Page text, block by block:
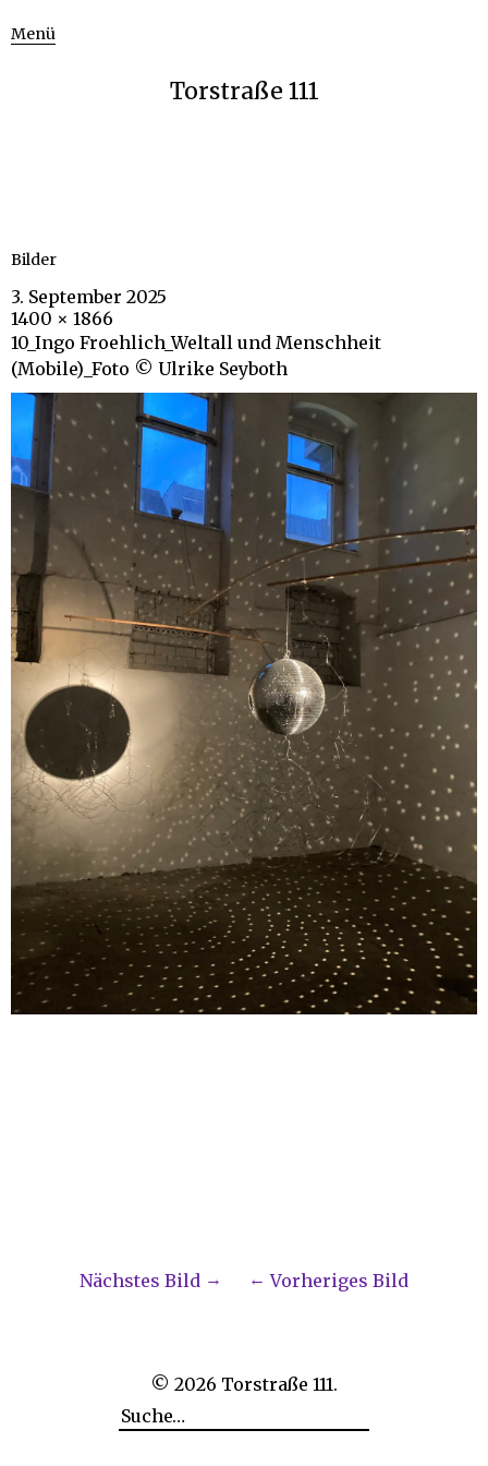
Menü
Torstraße 111
Bilder
3. September 2025
1400 × 1866
10_Ingo Froehlich_Weltall und Menschheit
(Mobile)_Foto © Ulrike Seyboth
Nächstes Bild Vorheriges Bild
© 2026 Torstraße 111.